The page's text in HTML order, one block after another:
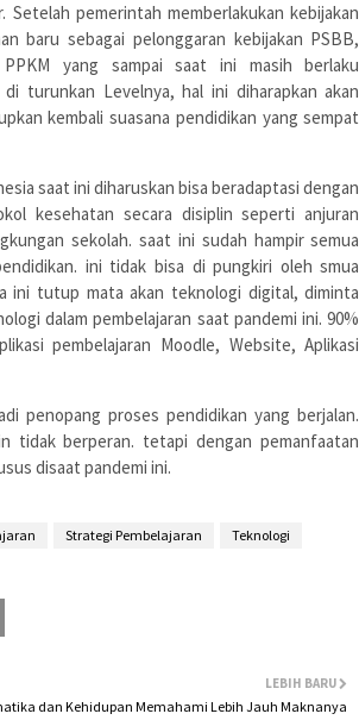
Setelah pemerintah memberlakukan kebijakan
baru sebagai pelonggaran kebijakan PSBB,
yang sampai saat ini masih berlaku
turunkan Levelnya, hal ini diharapkan akan
kembali suasana pendidikan yang sempat
saat ini diharuskan bisa beradaptasi dengan
kesehatan secara disiplin seperti anjuran
sekolah. saat ini sudah hampir semua
ini tidak bisa di pungkiri oleh smua
ini tutup mata akan teknologi digital, diminta
dalam pembelajaran saat pandemi ini. 90%
pembelajaran Moodle, Website, Aplikasi
penopang proses pendidikan yang berjalan.
tidak berperan. tetapi dengan pemanfaatan
disaat pandemi ini.
Strategi Pembelajaran
Teknologi
LEBIH BARU
dan Kehidupan Memahami Lebih Jauh Maknanya